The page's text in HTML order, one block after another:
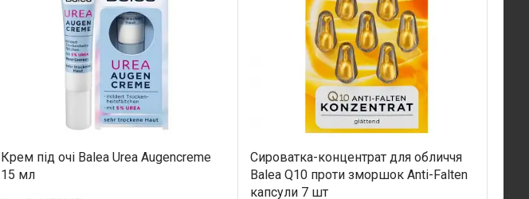
Крем під очі Balea Urea Augencreme
15 мл
Сироватка-концентрат для обличчя
Balea Q10 проти зморшок Anti-Falten
капсули 7 шт